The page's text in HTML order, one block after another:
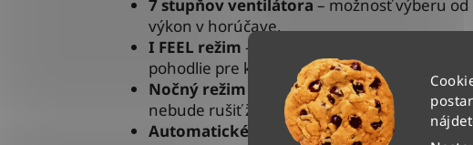
7 stupňov ventilátora – možnosť výberu
výkon v horúčave.
I FEEL režim – sníma teplotu priamo tam,
pohodlie pre každú chvíľu.
Nočný režim – počas spánku sa
nebude rušiť žiadny prievan či hluk.
Automatické pohyby lamiel–